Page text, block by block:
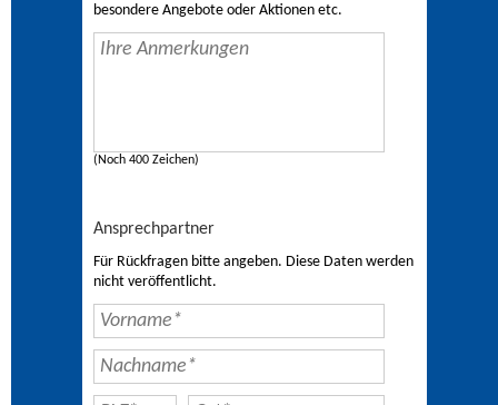
besondere Angebote oder Aktionen etc.
(Noch 400 Zeichen)
Ansprechpartner
Für Rückfragen bitte angeben. Diese Daten werden
nicht veröffentlicht.